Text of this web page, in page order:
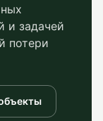
и задачей
потери